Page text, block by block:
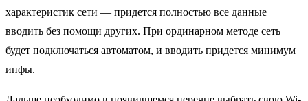
характеристик сети — придется полностью все данные
вводить без помощи других. При ординарном методе сеть
будет подключаться автоматом, и вводить придется минимум
инфы.